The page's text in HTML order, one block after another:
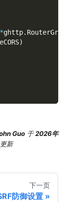
*ghttp.
)
Guo 于2026年
更新
下一页
防御设置